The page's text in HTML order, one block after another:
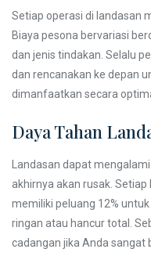
Setiap operasi di landasan
Biaya pesona bervariasi
dan jenis tindakan. Selalu
dan rencanakan ke depan
dimanfaatkan secara
Daya Tahan
Landasan dapat
akhirnya akan rusak.
memiliki peluang 12%
ringan atau hancur total.
cadangan jika Anda sangat